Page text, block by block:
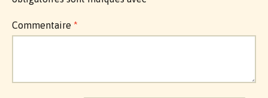
Commentaire *